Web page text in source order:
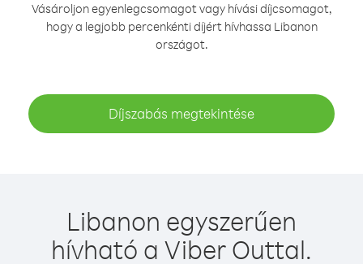
Vásároljon egyenlegcsomagot vagy hívási díjcsomagot,
hogy a legjobb percenkénti díjért hívhassa Libanon
országot.
Díjszabás megtekintése
Libanon egyszerűen
hívható a Viber Outtal.